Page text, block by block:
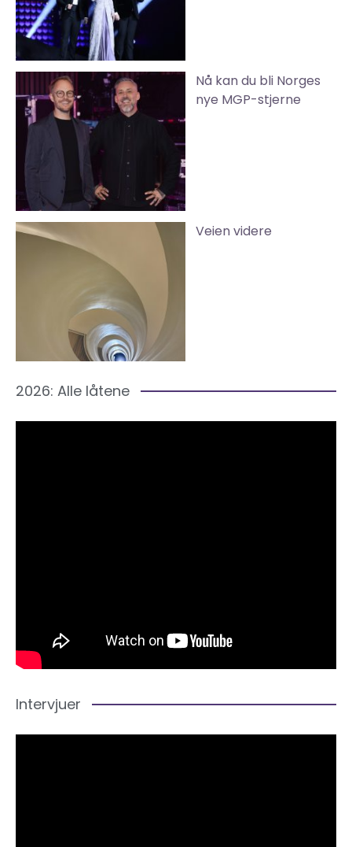
Nå kan du bli Norges
nye MGP-stjerne
Veien videre
2026: Alle låtene
Intervjuer